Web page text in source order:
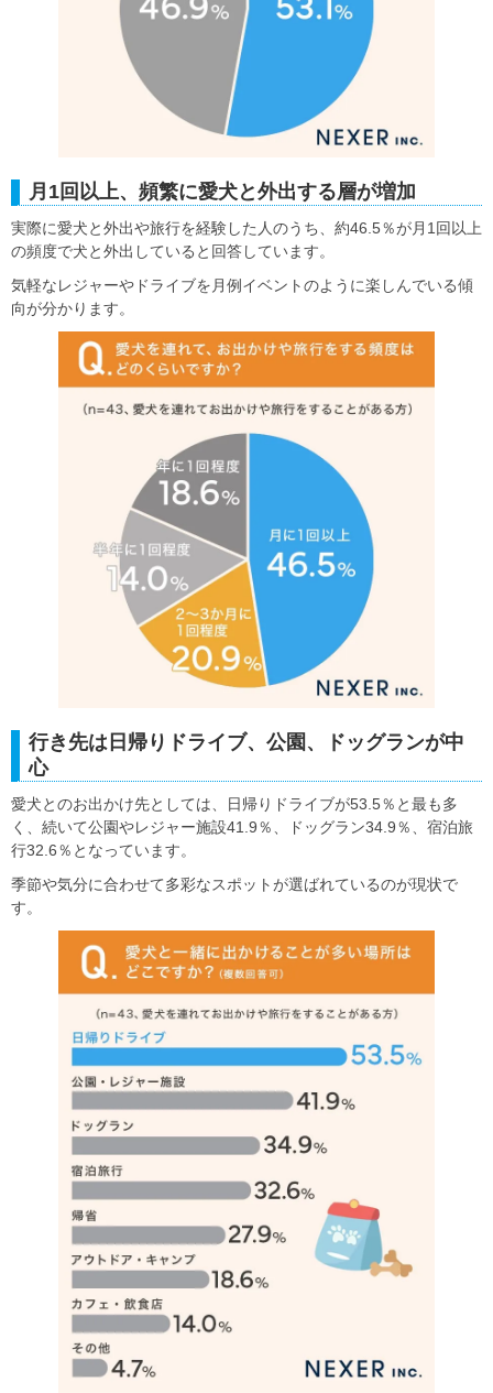
月1回以上、頻繁に愛犬と外出する層が増加
実際に愛犬と外出や旅行を経験した人のうち、約46.5％が月1回以上
の頻度で犬と外出していると回答しています。
気軽なレジャーやドライブを月例イベントのように楽しんでいる傾
向が分かります。
行き先は日帰りドライブ、公園、ドッグランが中
心
愛犬とのお出かけ先としては、日帰りドライブが53.5％と最も多
く、続いて公園やレジャー施設41.9％、ドッグラン34.9％、宿泊旅
行32.6％となっています。
季節や気分に合わせて多彩なスポットが選ばれているのが現状で
す。